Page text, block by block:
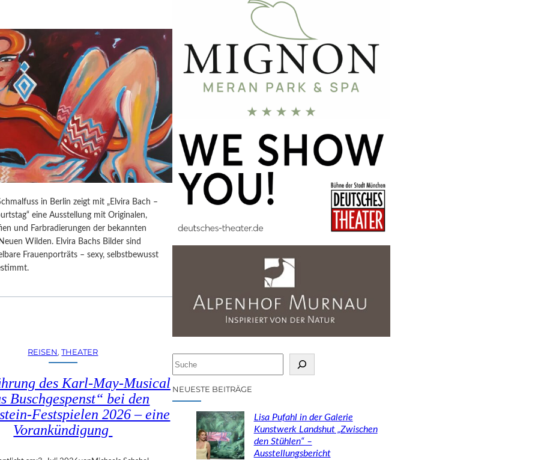
in Berlin zeigt mit „Elvira Bach –
eine Ausstellung mit Originalen,
und Farbradierungen der bekannten
Wilden. Elvira Bachs Bilder sind
Frauenporträts – sexy, selbstbewusst
REISEN, THEATER
des Karl-May-Musical
Buschgespenst“ bei den
Festspielen 2026 – eine
Vorankündigung
S
u
c
h
NEUESTE BEITRÄGE
Lisa Pufahl in der Galerie
Kunstwerk Landshut „Zwischen
den Stühlen“ –
Ausstellungsbericht